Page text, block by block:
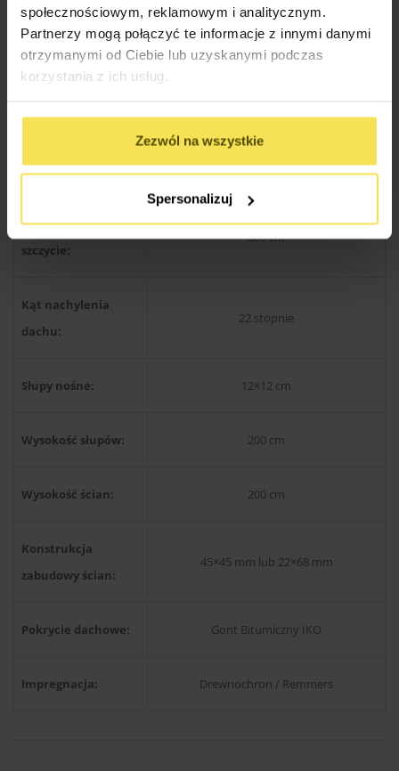
społecznościowym, reklamowym i analitycznym.
Partnerzy mogą połączyć te informacje z innymi danymi
otrzymanymi od Ciebie lub uzyskanymi podczas
korzystania z ich usług.
Zezwól na wszystkie
Spersonalizuj
Specyfikacja Techniczna Altan
świerkowe / sosnowe
Konstrukcja dachu: Kantówka 38×89 mm
Wysokość w
szczycie:
300 cm
Kąt nachylenia
dachu:
22 stopnie
Słupy nośne: 12×12 cm
Wysokość słupów: 200 cm
Wysokość ścian: 200 cm
Konstrukcja
zabudowy ścian:
45×45 mm lub 22×68 mm
Pokrycie dachowe: Gont Bitumiczny IKO
Impregnacja: Drewnochron / Remmers